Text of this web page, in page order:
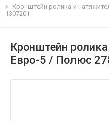
Кронштейн ролика и
1307201
Кронштейн
Евро-5 / Полюс